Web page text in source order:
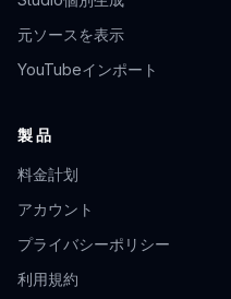
元ソースを表示
YouTubeインポート
製品
料金計划
アカウント
プライバシーポリシー
利用規約